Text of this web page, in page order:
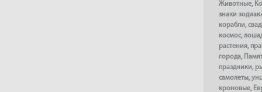
Животные,
знаки
корабли,
космос,
растения,
города,
праздники,
самолеты,
кроновые,